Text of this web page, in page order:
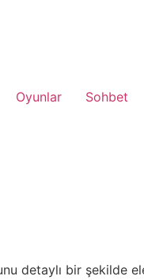
Oyunlar Sohbet
detaylı bir şekilde